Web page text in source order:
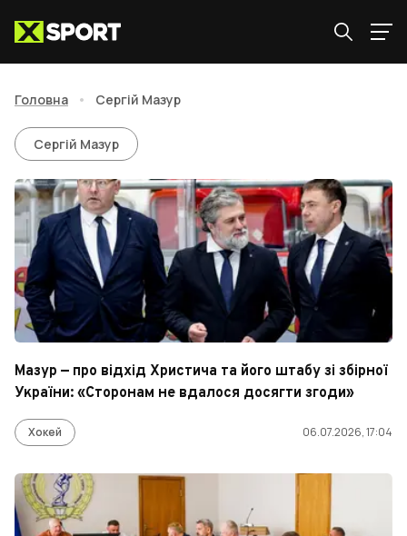
Головна • Сергій Мазур
Сергій Мазур
Сергій Мазур
Мазур — про відхід Христича та його штабу зі збірної
України: «Сторонам не вдалося досягти згоди»
Хокей 06.07.2026, 17:04